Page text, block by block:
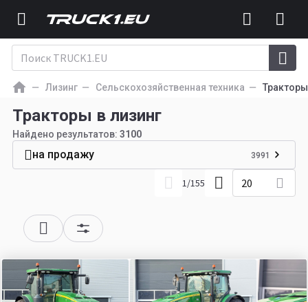
Лизинг Сельскохозяйственная техника Тракторы
Тракторы в лизинг
Найдено результатов: 3100
на продажу 3991
1/155 20